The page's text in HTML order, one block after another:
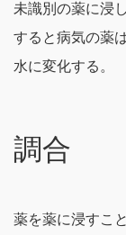
未識別の薬に浸
すると病気の薬
水に変化する。
調合
薬を薬に浸すこ